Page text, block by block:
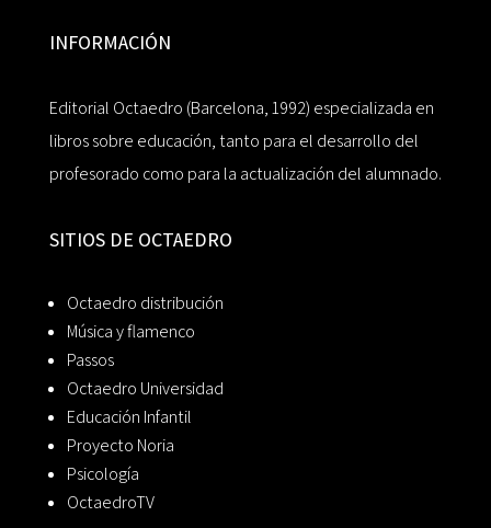
INFORMACIÓN
Editorial Octaedro (Barcelona, 1992) especializada en
libros sobre educación, tanto para el desarrollo del
profesorado como para la actualización del alumnado.
SITIOS DE OCTAEDRO
Octaedro distribución
Música y flamenco
Passos
Octaedro Universidad
Educación Infantil
Proyecto Noria
Psicología
OctaedroTV